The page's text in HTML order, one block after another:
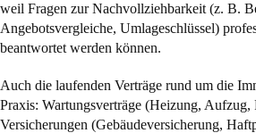
weil Fragen zur Nachvollziehbarkeit (z. B.
Angebotsvergleiche, Umlageschlüssel)
beantwortet werden können.
Auch die laufenden Verträge rund um die
Praxis: Wartungsverträge (Heizung, Aufzug,
Versicherungen (Gebäudeversicherung,